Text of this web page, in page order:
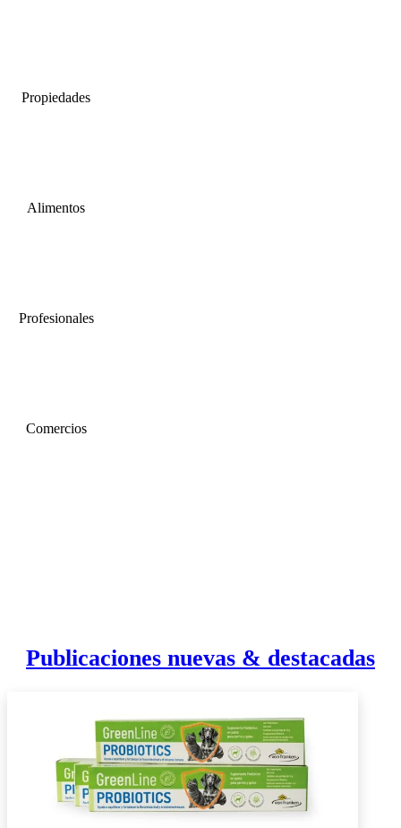
Propiedades
Alimentos
Profesionales
Comercios
Publicaciones nuevas & destacadas